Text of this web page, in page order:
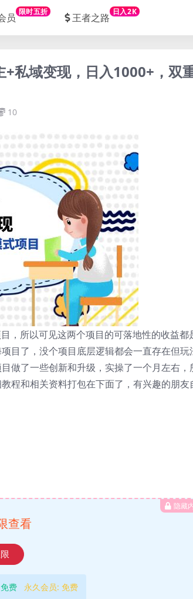
员 限时五折 王者之路 日入2K
+私域变现，日入1000+，双
10
，所以可见这两个项目的可落地性的收益都
目了，没个项目底层逻辑都会一直存在但玩
做了一些创新和升级，实操了一个月左右，
程和相关资料打包在下面了，有兴趣的朋友
隐藏
查看
免费 永久会员: 免费